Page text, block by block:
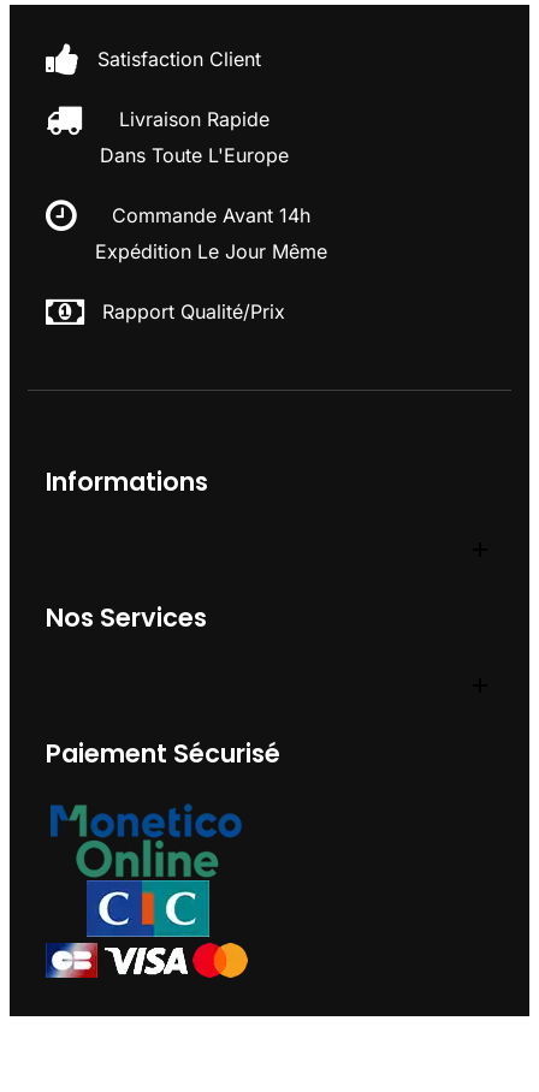
Satisfaction Client
Livraison Rapide
Dans Toute L'Europe
Commande Avant 14h
Expédition Le Jour Même
Rapport Qualité/prix
Informations
Nos Services
Paiement Sécurisé